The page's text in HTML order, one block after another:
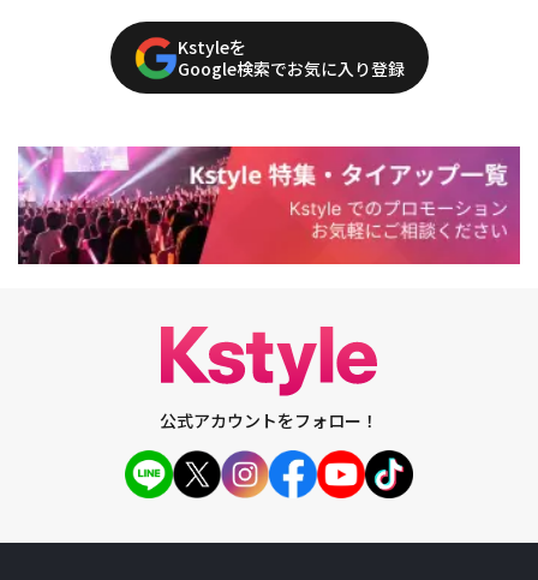
Kstyleを
Google検索でお気に入り登録
公式アカウントをフォロー！